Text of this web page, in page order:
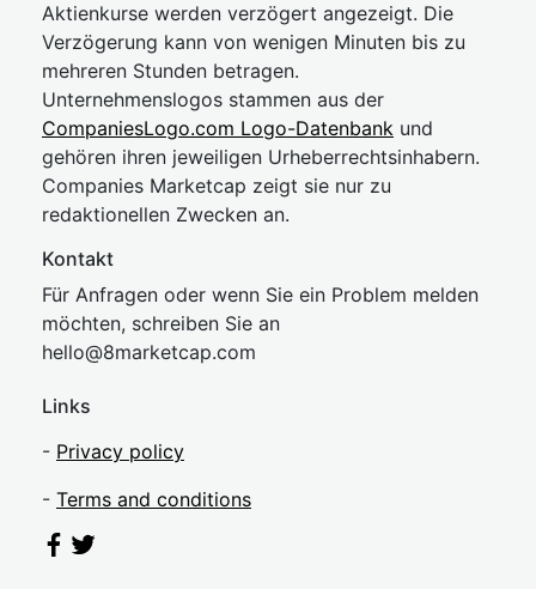
Aktienkurse werden verzögert angezeigt. Die
Verzögerung kann von wenigen Minuten bis zu
mehreren Stunden betragen.
Unternehmenslogos stammen aus der
CompaniesLogo.com Logo-Datenbank und
gehören ihren jeweiligen Urheberrechtsinhabern.
Companies Marketcap zeigt sie nur zu
redaktionellen Zwecken an.
Kontakt
Für Anfragen oder wenn Sie ein Problem melden
möchten, schreiben Sie an
hello@8marketcap.com
Links
- Privacy policy
- Terms and conditions